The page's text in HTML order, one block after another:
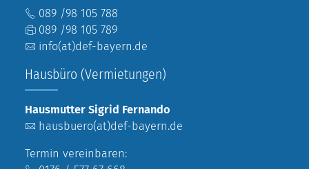
089 /98 105 788
089 /98 105 789
info(at)def-bayern.de
Hausbüro (Vermietungen)
Hausmutter Sigrid Fernando
hausbuero(at)def-bayern.de
Termin vereinbaren: